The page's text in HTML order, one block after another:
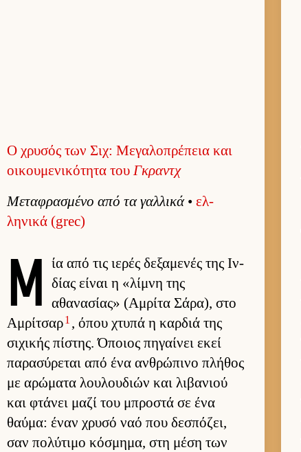
Ο χρυσός των Σιχ: Μεγαλοπρέπεια και
οικουμενικότητα τουΓκραντχ
Μεταφρασμένο από τα γαλ­λικά•ελ­
ληνικά (grec)
Μ ία από τις ιε­ρές δεξαμενές της Ιν­
δίας εί­ναι η «λίμνη της
αθανασίας» (Αμ­ρίτα Σάρα), στο
Αμ­ρίτσαρ1 , όπου χτυπά η καρ­διά της
σιχικής πίστης. Όποιος πηγαί­νει εκεί
παρασύρεται από ένα αν­θρώπινο πλήθος
με αρώματα λου­λου­διών και λιβανιού
και φτάνει μαζί του μπροστά σε ένα
θαύ­μα: έναν χρυσό ναό που δεσπόζει,
σαν πολύτιμο κόσμημα, στη μέση των